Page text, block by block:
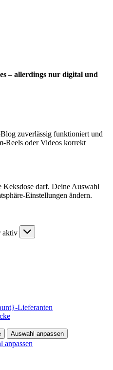
– allerdings nur digital und
zuverlässig funktioniert und
Reels oder Videos korrekt
Keksdose darf. Deine Auswahl
Einstellungen ändern.
aktiv
Lieferanten
Auswahl anpassen
anpassen